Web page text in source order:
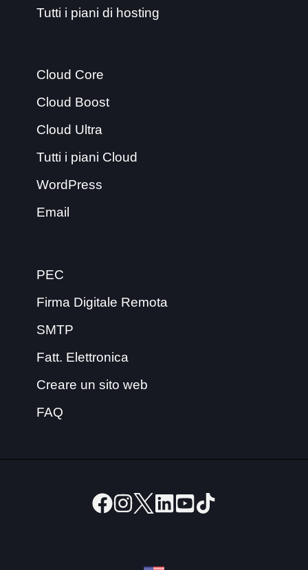
Tutti i piani di hosting
Cloud Core
Cloud Boost
Cloud Ultra
Tutti i piani Cloud
WordPress
Email
PEC
Firma Digitale Remota
SMTP
Fatt. Elettronica
Creare un sito web
FAQ